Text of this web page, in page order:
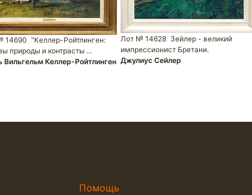
14690 "Келлер-Ройтлинген:
природы и контрасты …
Вильгельм Келлер-Ройтлинген
Лот № 14628 Зейлер - великий
импрессионист Бретани.
Джулиус Сейлер
Помощь